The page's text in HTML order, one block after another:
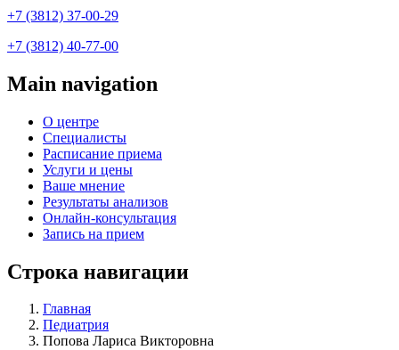
+7 (3812) 37-00-29
+7 (3812) 40-77-00
Main navigation
О центре
Специалисты
Расписание приема
Услуги и цены
Ваше мнение
Результаты анализов
Онлайн-консультация
Запись на прием
Строка навигации
Главная
Педиатрия
Попова Лариса Викторовна